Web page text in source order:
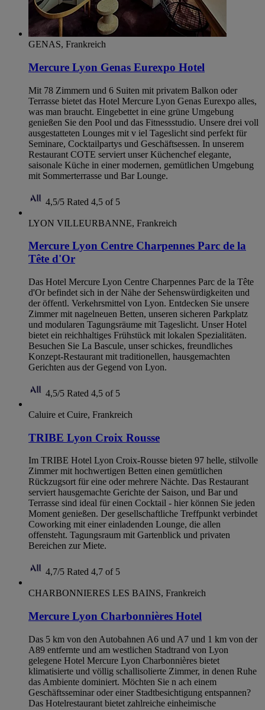
GENAS, Frankreich
Mercure Lyon Genas Eurexpo Hotel
Mit 78 Zimmern und 6 Suiten mit privatem Balkon oder
Terrasse bietet das Hotel Mercure Lyon Genas Eurexpo alles,
was man braucht. Eingebettet in eine grüne Umgebung
genießen Sie den Pool und das Fitnessstudio. Unsere drei voll
ausgestatteten Lounges mit v iel Tageslicht sind perfekt für
Seminare, Cocktailpartys und Geschäftsessen. In unserem
Restaurant COTE serviert unser Küchenchef elegante,
saisonale Küche in einer modernen, gemütlichen Umgebung
mit Sommerterrasse und Bar Lounge.
4,5/5 Rated 4,5 of 5
LYON VILLEURBANNE, Frankreich
Mercure Lyon Centre Charpennes Parc de la
Tête d'Or
Das Hotel Mercure Lyon Centre Charpennes Parc de la Tête
d'Or befindet sich in der Nähe der Sehenswürdigkeiten und
der öffentl. Verkehrsmittel von Lyon. Entdecken Sie unsere
Zimmer mit nagelneuen Betten, unseren sicheren Parkplatz
und modularen Tagungsräume mit Tageslicht. Unser Hotel
bietet ein reichhaltiges Frühstück mit lokalen Spezialitäten.
Besuchen Sie La Bascule, unser schickes, freundliches
Konzept-Restaurant mit traditionellen, hausgemachten
Gerichten aus der Gegend von Lyon.
4,5/5 Rated 4,5 of 5
Caluire et Cuire, Frankreich
TRIBE Lyon Croix Rousse
Im TRIBE Hotel Lyon Croix-Rousse bieten 97 helle, stilvolle
Zimmer mit hochwertigen Betten einen gemütlichen
Rückzugsort für eine oder mehrere Nächte. Das Restaurant
serviert hausgemachte Gerichte der Saison, und Bar und
Terrasse sind ideal für einen Cocktail - hier können Sie jeden
Moment genießen. Der gesellschaftliche Treffpunkt verbindet
Coworking mit einer einladenden Lounge, die allen
offensteht. Tagungsraum mit Gartenblick und privaten
Bereichen zur Miete.
4,7/5 Rated 4,7 of 5
CHARBONNIERES LES BAINS, Frankreich
Mercure Lyon Charbonnières Hotel
Das 5 km von den Autobahnen A6 und A7 und 1 km von der
A89 entfernte und am westlichen Stadtrand von Lyon
gelegene Hotel Mercure Lyon Charbonnières bietet
klimatisierte und völlig schallisolierte Zimmer, in denen Ruhe
das Ambiente dominiert. Möchten Sie n ach einem
Geschäftsseminar oder einer Stadtbesichtigung entspannen?
Das Hotelrestaurant bietet zahlreiche einheimische